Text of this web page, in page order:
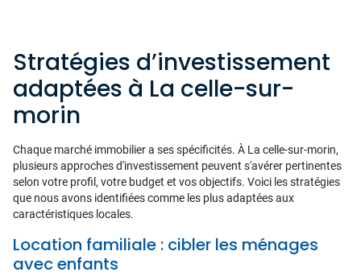
Stratégies d’investissement
adaptées à La celle-sur-
morin
Chaque marché immobilier a ses spécificités. À La celle-sur-morin,
plusieurs approches d'investissement peuvent s'avérer pertinentes
selon votre profil, votre budget et vos objectifs. Voici les stratégies
que nous avons identifiées comme les plus adaptées aux
caractéristiques locales.
Location familiale : cibler les ménages
avec enfants